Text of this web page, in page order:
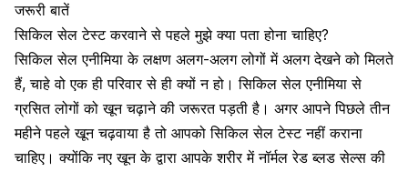
जरूरी बातें
सिकिल सेल टेस्ट करवाने से पहले मुझे क्या पता होना चाहिए?
सिकिल सेल एनीमिया के लक्षण अलग-अलग लोगों में अलग देखने को मिलते
हैं, चाहे वो एक ही परिवार से ही क्यों न हो। सिकिल सेल एनीमिया से
ग्रसित लोगों को खून चढ़ाने की जरूरत पड़ती है। अगर आपने पिछले तीन
महीने पहले खून चढ़वाया है तो आपको सिकिल सेल टेस्ट नहीं कराना
चाहिए। क्योंकि नएखूनके द्वारा आपके शरीर में नॉर्मलरेड ब्लड सेल्स की